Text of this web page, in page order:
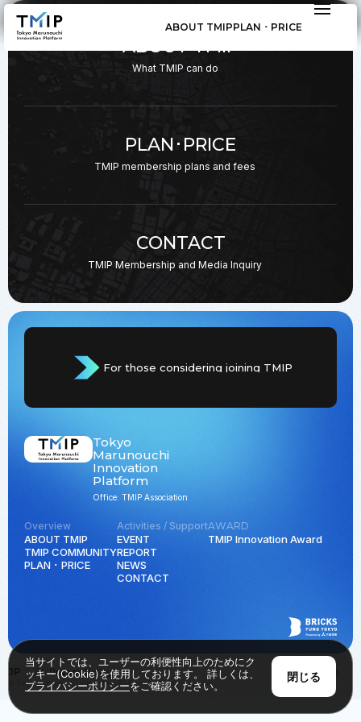
ABOUT TMIPPLAN ･ PRICE
ABOUT TMIP
What TMIP can do
PLAN･PRICE
TMIP membership plans and fees
CONTACT
TMIP Membership and Media Inquiry
For those considering joining TMIP
Tokyo
Marunouchi
Innovation
Platform
Office: TMIP Association
Overview
ABOUT TMIP
TMIP COMMUNITY
PLAN ･ PRICE
Activities / Support
EVENT
REPORT
NEWS
CONTACT
AWARD
TMIP Innovation Award
JP ENPrivacy Policy
© Tokyo Marunouchi Innovation Platform all rights reserved.
Back to Top
当サイトでは、ユーザーの利便性向上のためにク
ッキー(Cookie)を使用しております。 詳しくは、
プライバシーポリシーをご確認ください。
閉じる